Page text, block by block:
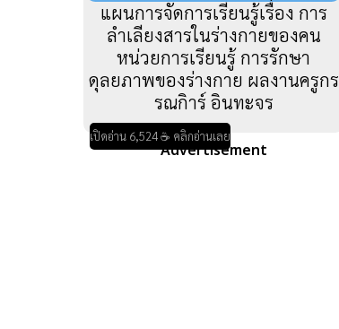
แผนการจัดการเรียนรู้เรื่อง การ
ลำเลียงสารในร่างกายของคน
หน่วยการเรียนรู้ การรักษา
ดุลยภาพของร่างกาย ผลงานครูกร
รณกิาร์ อินทะจร
เปิดอ่าน 6,524 ☕ คลิกอ่านเลย
Advertisement